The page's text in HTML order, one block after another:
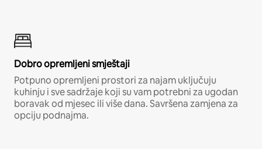
Dobro opremljeni smještaji
Potpuno opremljeni prostori za najam uključuju
kuhinju i sve sadržaje koji su vam potrebni za ugodan
boravak od mjesec ili više dana. Savršena zamjena za
opciju podnajma.